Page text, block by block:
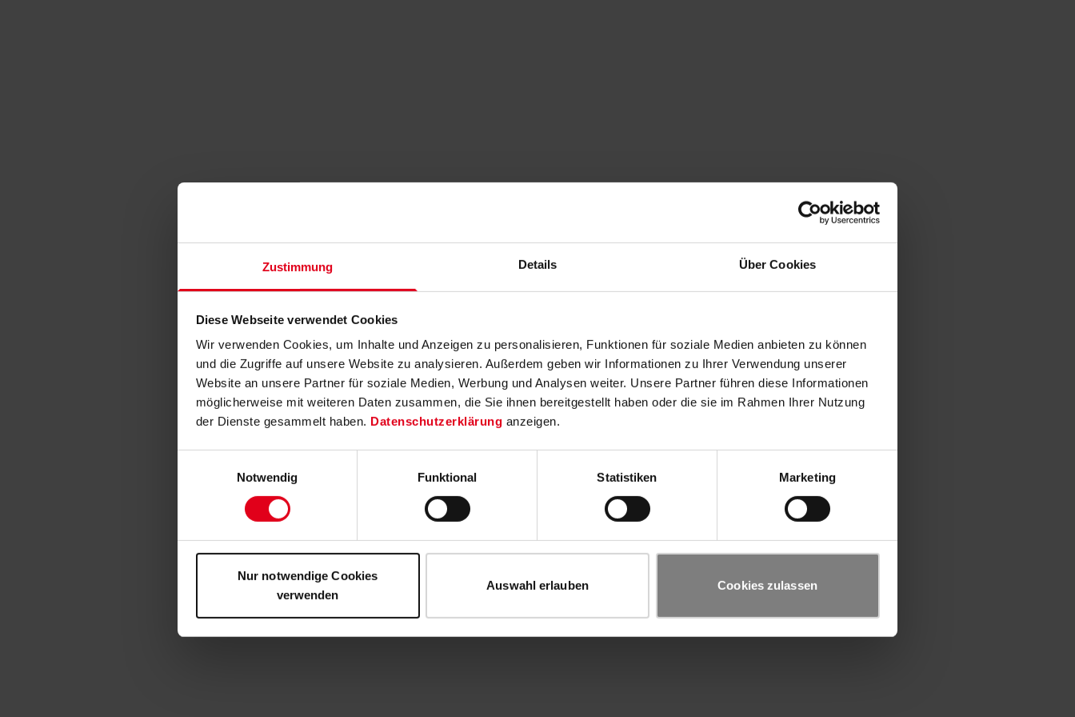
Zustimmung Details Über Cookies
Diese Webseite verwendet Cookies
Wir verwenden Cookies, um Inhalte und Anzeigen zu personalisieren, Funktionen für soziale Medien anbieten zu können
und die Zugriffe auf unsere Website zu analysieren. Außerdem geben wir Informationen zu Ihrer Verwendung unserer
Website an unsere Partner für soziale Medien, Werbung und Analysen weiter. Unsere Partner führen diese Informationen
möglicherweise mit weiteren Daten zusammen, die Sie ihnen bereitgestellt haben oder die sie im Rahmen Ihrer Nutzung
der Dienste gesammelt haben. Datenschutzerklärung anzeigen.
Notwendig
Funktional Statistiken Marketing
Nur notwendige Cookies
verwenden
Auswahl erlauben Cookies zulassen